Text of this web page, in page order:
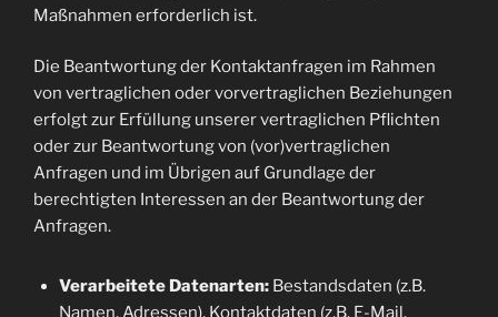
Maßnahmen erforderlich ist.
Die Beantwortung der Kontaktanfragen im Rahmen
von vertraglichen oder vorvertraglichen Beziehungen
erfolgt zur Erfüllung unserer vertraglichen Pflichten
oder zur Beantwortung von (vor)vertraglichen
Anfragen und im Übrigen auf Grundlage der
berechtigten Interessen an der Beantwortung der
Anfragen.
Verarbeitete Datenarten:Bestandsdaten (z.B.
Namen, Adressen), Kontaktdaten (z.B. E-Mail,